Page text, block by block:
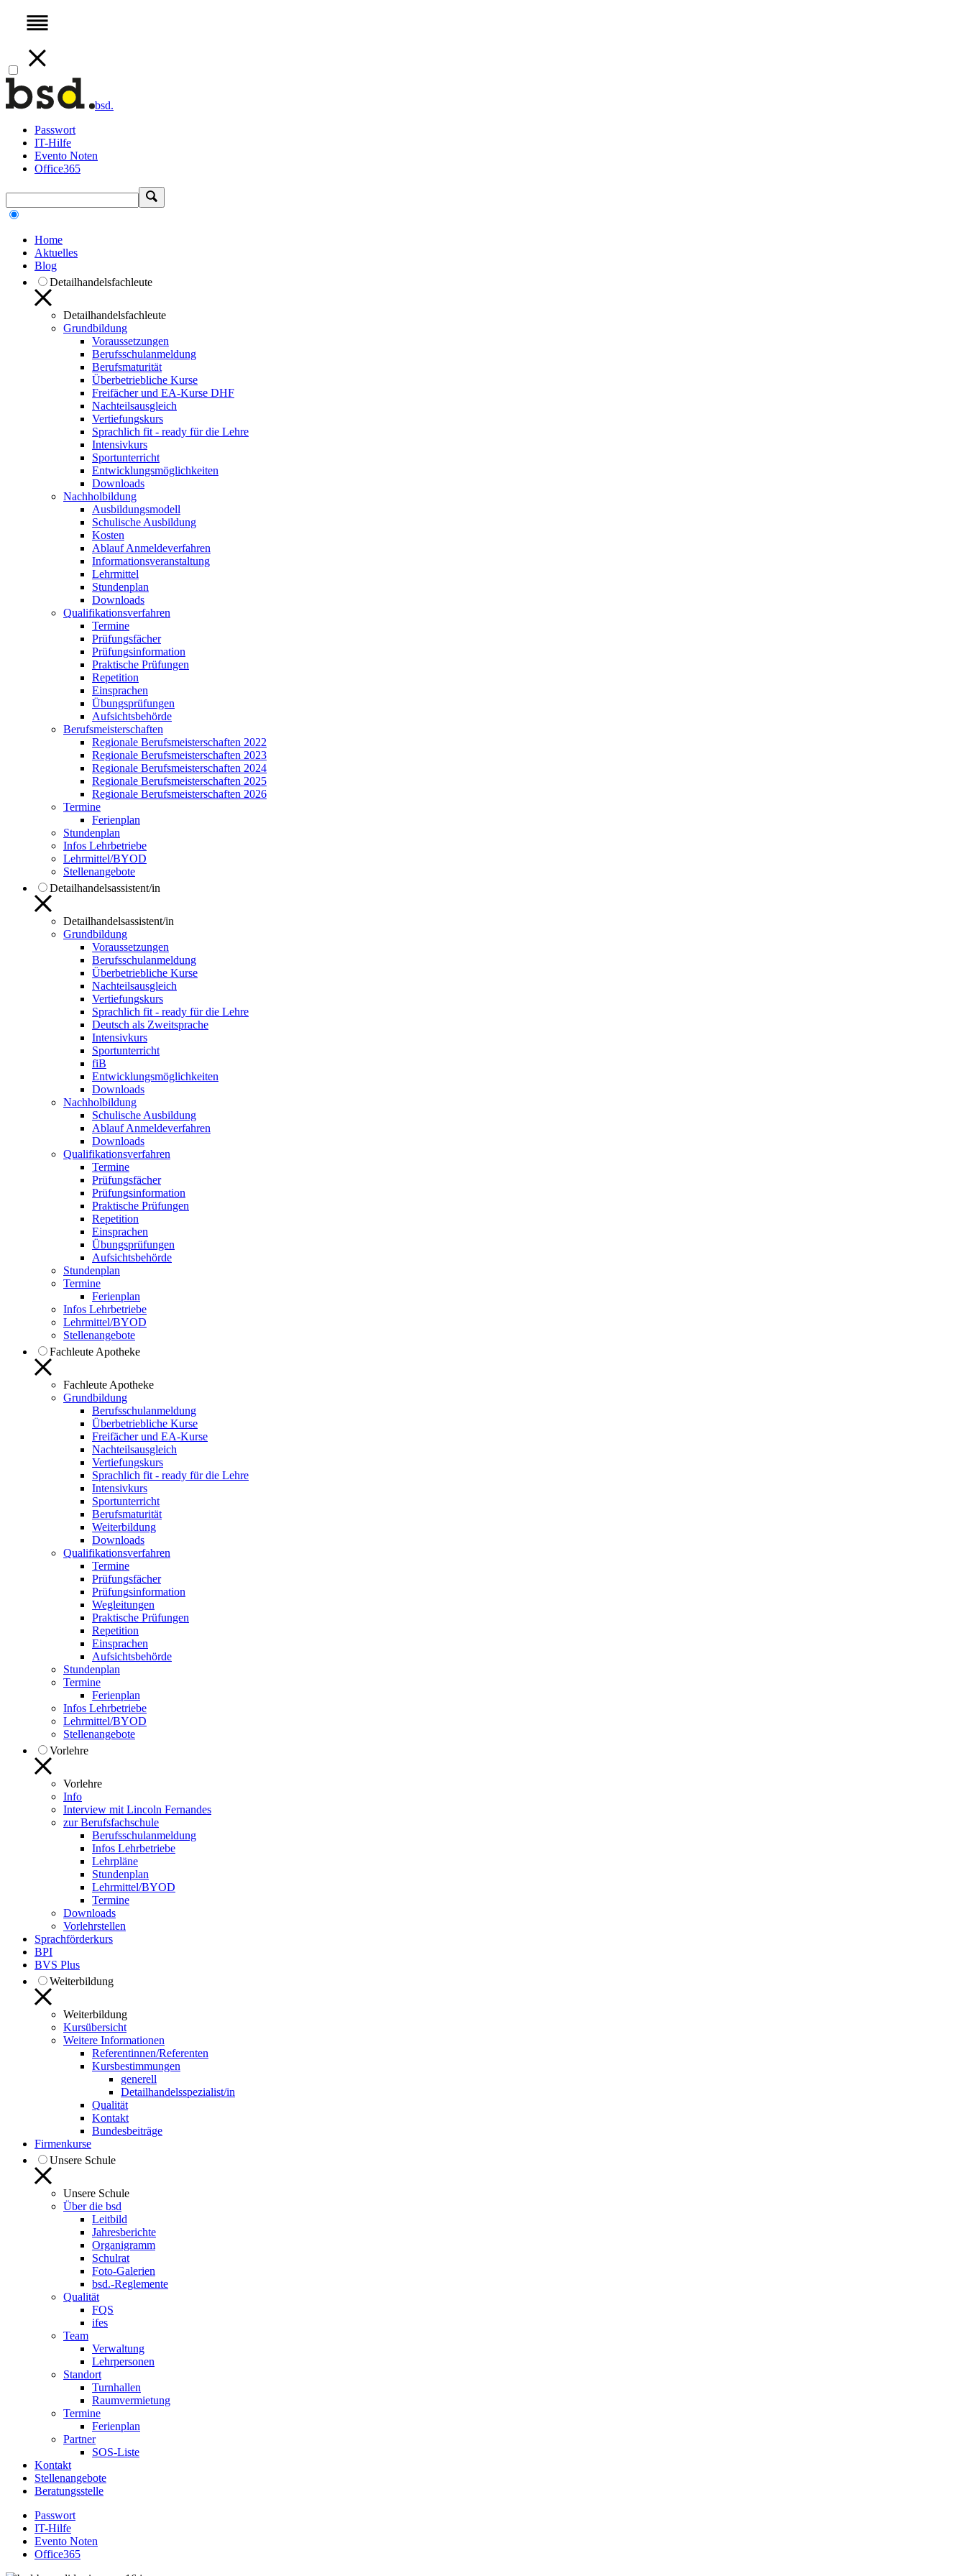
bsd.
Passwort
IT-Hilfe
Evento Noten
Office365
Home
Aktuelles
Blog
Detailhandelsfachleute
Detailhandelsfachleute
Grundbildung
Voraussetzungen
Berufsschulanmeldung
Berufsmaturität
Überbetriebliche Kurse
Freifächer und EA-Kurse DHF
Nachteilsausgleich
Vertiefungskurs
Sprachlich fit - ready für die Lehre
Intensivkurs
Sportunterricht
Entwicklungsmöglichkeiten
Downloads
Nachholbildung
Ausbildungsmodell
Schulische Ausbildung
Kosten
Ablauf Anmeldeverfahren
Informationsveranstaltung
Lehrmittel
Stundenplan
Downloads
Qualifikationsverfahren
Termine
Prüfungsfächer
Prüfungsinformation
Praktische Prüfungen
Repetition
Einsprachen
Übungsprüfungen
Aufsichtsbehörde
Berufsmeisterschaften
Regionale Berufsmeisterschaften 2022
Regionale Berufsmeisterschaften 2023
Regionale Berufsmeisterschaften 2024
Regionale Berufsmeisterschaften 2025
Regionale Berufsmeisterschaften 2026
Termine
Ferienplan
Stundenplan
Infos Lehrbetriebe
Lehrmittel/BYOD
Stellenangebote
Detailhandelsassistent/in
Detailhandelsassistent/in
Grundbildung
Voraussetzungen
Berufsschulanmeldung
Überbetriebliche Kurse
Nachteilsausgleich
Vertiefungskurs
Sprachlich fit - ready für die Lehre
Deutsch als Zweitsprache
Intensivkurs
Sportunterricht
fiB
Entwicklungsmöglichkeiten
Downloads
Nachholbildung
Schulische Ausbildung
Ablauf Anmeldeverfahren
Downloads
Qualifikationsverfahren
Termine
Prüfungsfächer
Prüfungsinformation
Praktische Prüfungen
Repetition
Einsprachen
Übungsprüfungen
Aufsichtsbehörde
Stundenplan
Termine
Ferienplan
Infos Lehrbetriebe
Lehrmittel/BYOD
Stellenangebote
Fachleute Apotheke
Fachleute Apotheke
Grundbildung
Berufsschulanmeldung
Überbetriebliche Kurse
Freifächer und EA-Kurse
Nachteilsausgleich
Vertiefungskurs
Sprachlich fit - ready für die Lehre
Intensivkurs
Sportunterricht
Berufsmaturität
Weiterbildung
Downloads
Qualifikationsverfahren
Termine
Prüfungsfächer
Prüfungsinformation
Wegleitungen
Praktische Prüfungen
Repetition
Einsprachen
Aufsichtsbehörde
Stundenplan
Termine
Ferienplan
Infos Lehrbetriebe
Lehrmittel/BYOD
Stellenangebote
Vorlehre
Vorlehre
Info
Interview mit Lincoln Fernandes
zur Berufsfachschule
Berufsschulanmeldung
Infos Lehrbetriebe
Lehrpläne
Stundenplan
Lehrmittel/BYOD
Termine
Downloads
Vorlehrstellen
Sprachförderkurs
BPI
BVS Plus
Weiterbildung
Weiterbildung
Kursübersicht
Weitere Informationen
Referentinnen/Referenten
Kursbestimmungen
generell
Detailhandelsspezialist/in
Qualität
Kontakt
Bundesbeiträge
Firmenkurse
Unsere Schule
Unsere Schule
Über die bsd
Leitbild
Jahresberichte
Organigramm
Schulrat
Foto-Galerien
bsd.-Reglemente
Qualität
FQS
ifes
Team
Verwaltung
Lehrpersonen
Standort
Turnhallen
Raumvermietung
Termine
Ferienplan
Partner
SOS-Liste
Kontakt
Stellenangebote
Beratungsstelle
Passwort
IT-Hilfe
Evento Noten
Office365